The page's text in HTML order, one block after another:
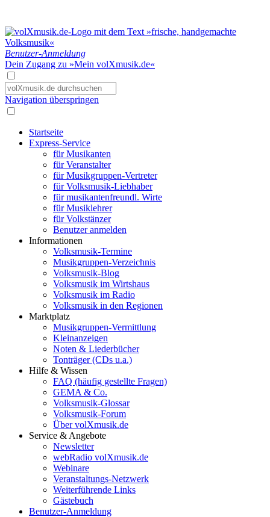
Benutzer-Anmeldung
Dein Zugang zu »Mein volXmusik.de«
Navigation überspringen
Startseite
Express-Service
für Musikanten
für Veranstalter
für Musikgruppen-Vertreter
für Volksmusik-Liebhaber
für musikantenfreundl. Wirte
für Musiklehrer
für Volkstänzer
Benutzer anmelden
Informationen
Volksmusik-Termine
Musikgruppen-Verzeichnis
Volksmusik-Blog
Volksmusik im Wirtshaus
Volksmusik im Radio
Volksmusik in den Regionen
Marktplatz
Musikgruppen-Vermittlung
Kleinanzeigen
Noten & Liederbücher
Tonträger (CDs u.a.)
Hilfe & Wissen
FAQ (häufig gestellte Fragen)
GEMA & Co.
Volksmusik-Glossar
Volksmusik-Forum
Über volXmusik.de
Service & Angebote
Newsletter
webRadio volXmusik.de
Webinare
Veranstaltungs-Netzwerk
Weiterführende Links
Gästebuch
Benutzer-Anmeldung